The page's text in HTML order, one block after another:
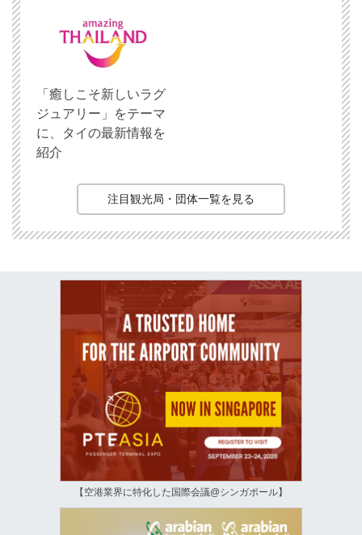
「癒しこそ新しいラグ
ジュアリー」をテーマ
に、タイの最新情報を
紹介
注目観光局・団体一覧を見る
【空港業界に特化した国際会議@シンガポール】